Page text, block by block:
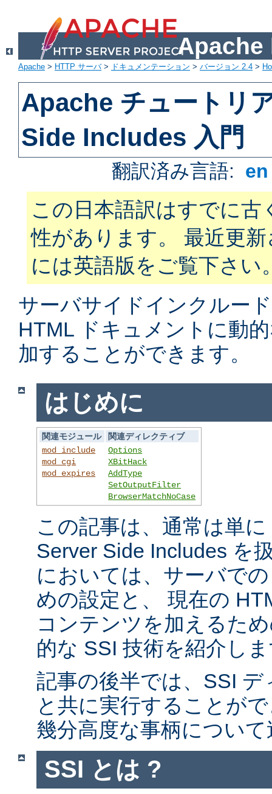
Apache
Apache > HTTP サーバ> ドキュメンテーション > バージョン 2.4 >
Apache チュートリ
Side Includes 入門
翻訳済み言語:
この日本語訳はすでに古
性があります。 最近更
には英語版をご覧下さい
サーバサイドインクルー
HTML ドキュメントに動
加することができます。
はじめに
関連モジュール
関連ディレクティブ
mod_include
mod_cgi
mod_expires
Options
XBitHack
AddType
SetOutputFilter
BrowserMatchNoCase
この記事は、通常は単
Server Side Includes を
においては、サーバで
めの設定と、 現在の
コンテンツを加えるた
的な SSI 技術を紹介し
記事の後半では、SSI
と共に実行することが
幾分高度な事柄につい
SSI とは ?